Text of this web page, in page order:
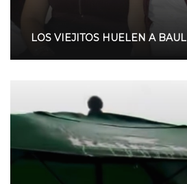
LOS VIEJITOS HUELEN A BAUL